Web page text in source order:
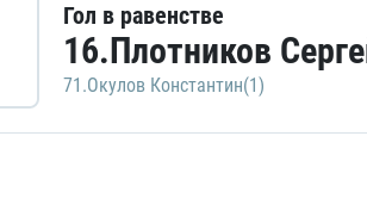
Гол в равенстве
16.Плотников
71.Окулов Константин(1)